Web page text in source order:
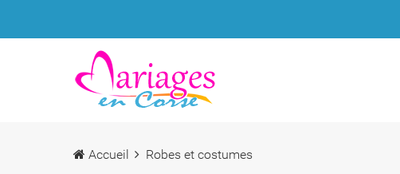
Accueil Robes et costumes